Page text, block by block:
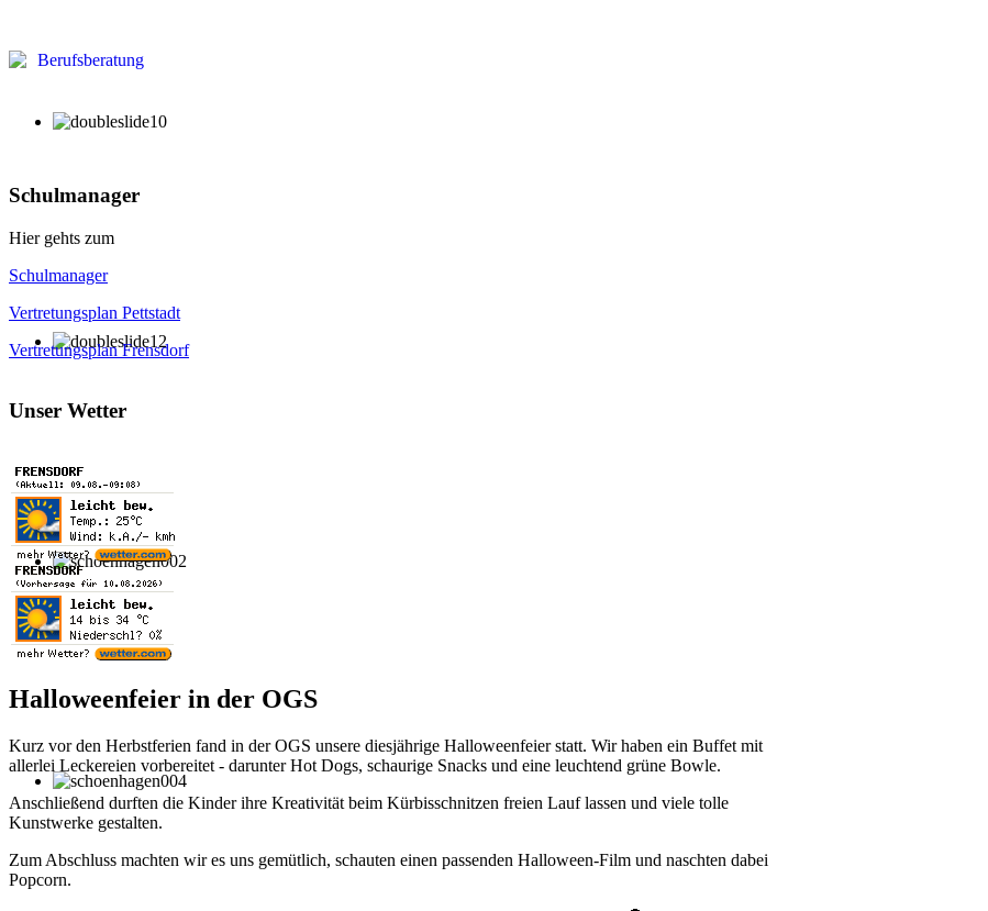
Schulmanager
Hier gehts zum
Schulmanager
Vertretungsplan Pettstadt
Vertretungsplan Frensdorf
Unser Wetter
Halloweenfeier in der OGS
Kurz vor den Herbstferien fand in der OGS unsere diesjährige Halloweenfeier statt. Wir haben ein Buffet mit
allerlei Leckereien vorbereitet - darunter Hot Dogs, schaurige Snacks und eine leuchtend grüne Bowle.
Anschließend durften die Kinder ihre Kreativität beim Kürbisschnitzen freien Lauf lassen und viele tolle
Kunstwerke gestalten.
Zum Abschluss machten wir es uns gemütlich, schauten einen passenden Halloween-Film und naschten dabei
Popcorn.